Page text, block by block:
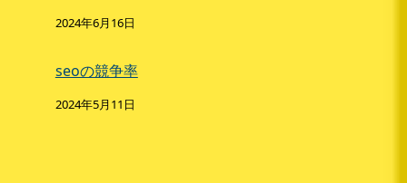
2024年6月16日
seoの競争率
2024年5月11日